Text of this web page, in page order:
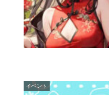
イベント